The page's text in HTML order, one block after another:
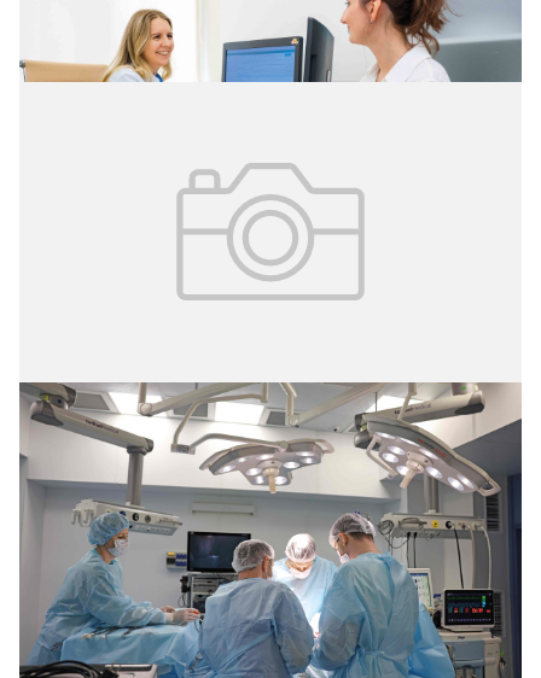
Умный приём
31.05.2026 № 20 (418)
Врождённая аномалия
Регистрационное свидетельство ПИ № ФС 77 – 71880
от 13 декабря 2017 г.
Выдано Федеральной службой по надзору в сфере
связи, информационных технологий и массовых